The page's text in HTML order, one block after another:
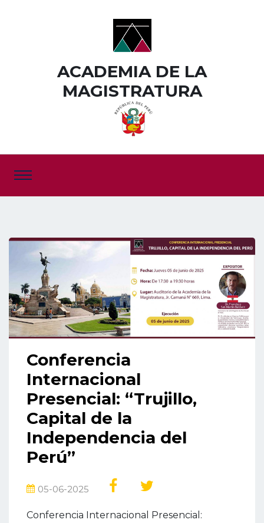
ACADEMIA DE LA
MAGISTRATURA
Conferencia
Internacional
Presencial: “Trujillo,
Capital de la
Independencia del
Perú”
05-06-2025
Conferencia Internacional Presencial: